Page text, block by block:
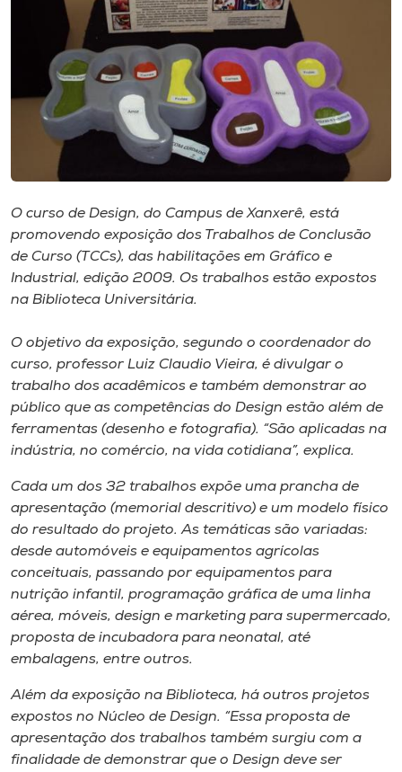
Biblioteca
Editora
Rádio
Museu
Unoesc
Store
Selecione
A+
A-
O curso de Design, do Campus de Xanxerê, está
promovendo exposição dos Trabalhos de Conclusão
de Curso (TCCs), das habilitações em Gráfico e
Industrial, edição 2009. Os trabalhos estão expostos
na Biblioteca Universitária.
O objetivo da exposição, segundo o coordenador do
curso, professor Luiz Claudio Vieira, é divulgar o
trabalho dos acadêmicos e também demonstrar ao
público que as competências do Design estão além de
ferramentas (desenho e fotografia). “São aplicadas na
indústria, no comércio, na vida cotidiana”, explica.
Cada um dos 32 trabalhos expõe uma prancha de
apresentação (memorial descritivo) e um modelo físico
do resultado do projeto. As temáticas são variadas:
desde automóveis e equipamentos agrícolas
conceituais, passando por equipamentos para
nutrição infantil, programação gráfica de uma linha
aérea, móveis, design e marketing para supermercado,
proposta de incubadora para neonatal, até
embalagens, entre outros.
Além da exposição na Biblioteca, há outros projetos
expostos no Núcleo de Design. “Essa proposta de
apresentação dos trabalhos também surgiu com a
finalidade de demonstrar que o Design deve ser